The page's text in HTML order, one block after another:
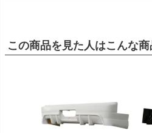
この商品を見た人はこんな